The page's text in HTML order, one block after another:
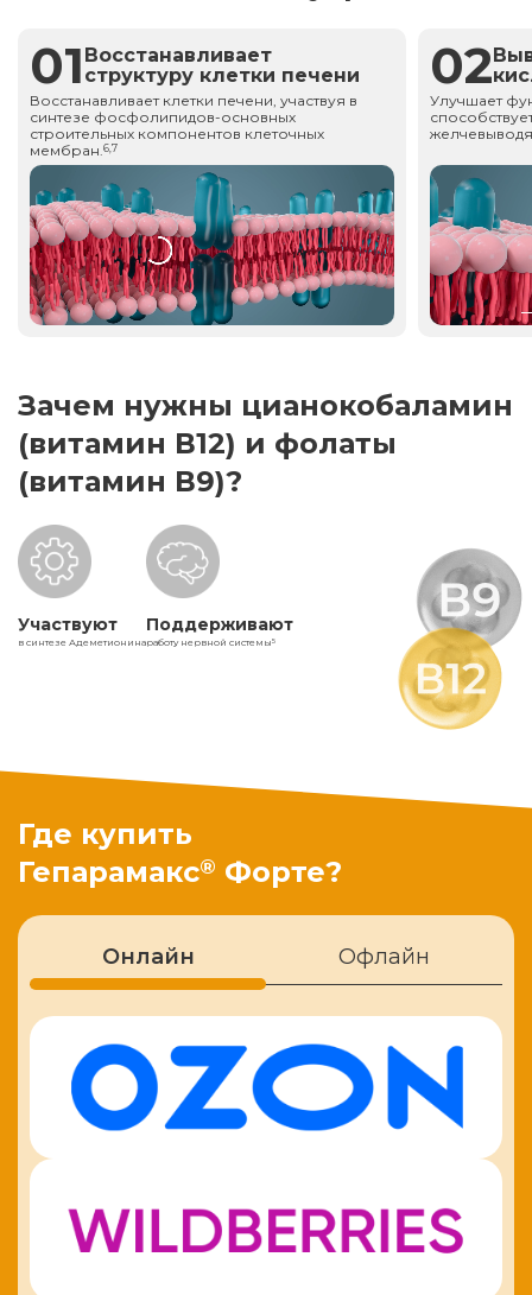
01 Восстанавливает
структуру клетки печени
Восстанавливает клетки печени, участвуя в
синтезе фосфолипидов-основных
строительных компонентов клеточных
мембран.6,7
02
Улучшает
Зачем нужны цианокобаламин
(витамин В12) и фолаты
(витамин В9)?
Участвуют
в синтезе Адеметионина
Поддерживают
работу нервной системы5
Где купить
Гепарамакс® Форте?
Онлайн Офлайн